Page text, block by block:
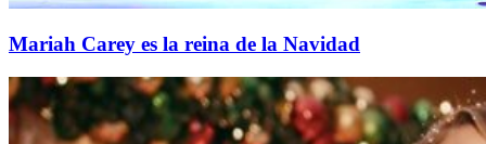
Mariah Carey es la reina de la Navidad